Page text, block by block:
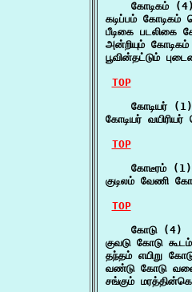
கோடிகம்
கடிப்பம்
பீடிகை படலிகை
அன்றியும்
பூவின்தட்டும்
TOP
    கோடியர் (1)
கோடியர்
TOP
    கோடீரம் (1)
குடிலம் வேணி
TOP
    கோடு (4)
குவடு கோடு
தந்தம் எயிறு
வண்டு கோடு
சங்கும்